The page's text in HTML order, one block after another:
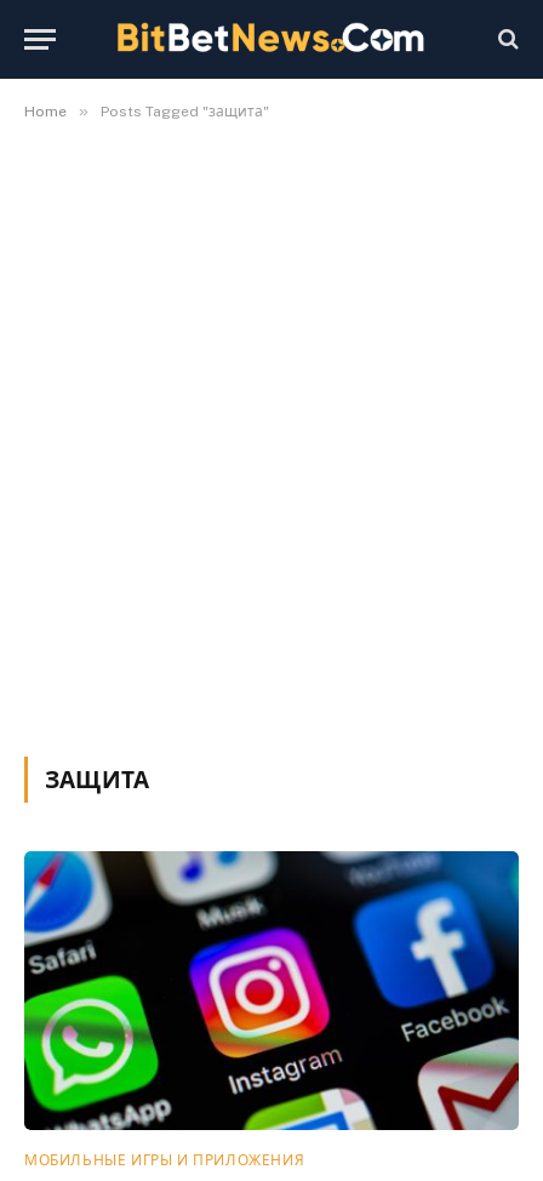
Home » Posts Tagged "защита"
ЗАЩИТА
МОБИЛЬНЫЕ ИГРЫ И ПРИЛОЖЕНИЯ